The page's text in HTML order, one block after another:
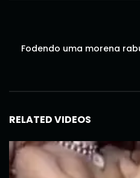
Fodendo uma morena
RELATED VIDEOS